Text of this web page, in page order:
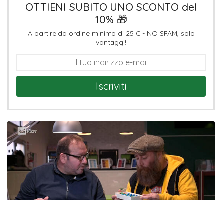
OTTIENI SUBITO UNO SCONTO del
10% 🎁
A partire da ordine minimo di 25 € - NO SPAM, solo
vantaggi!
Iscriviti